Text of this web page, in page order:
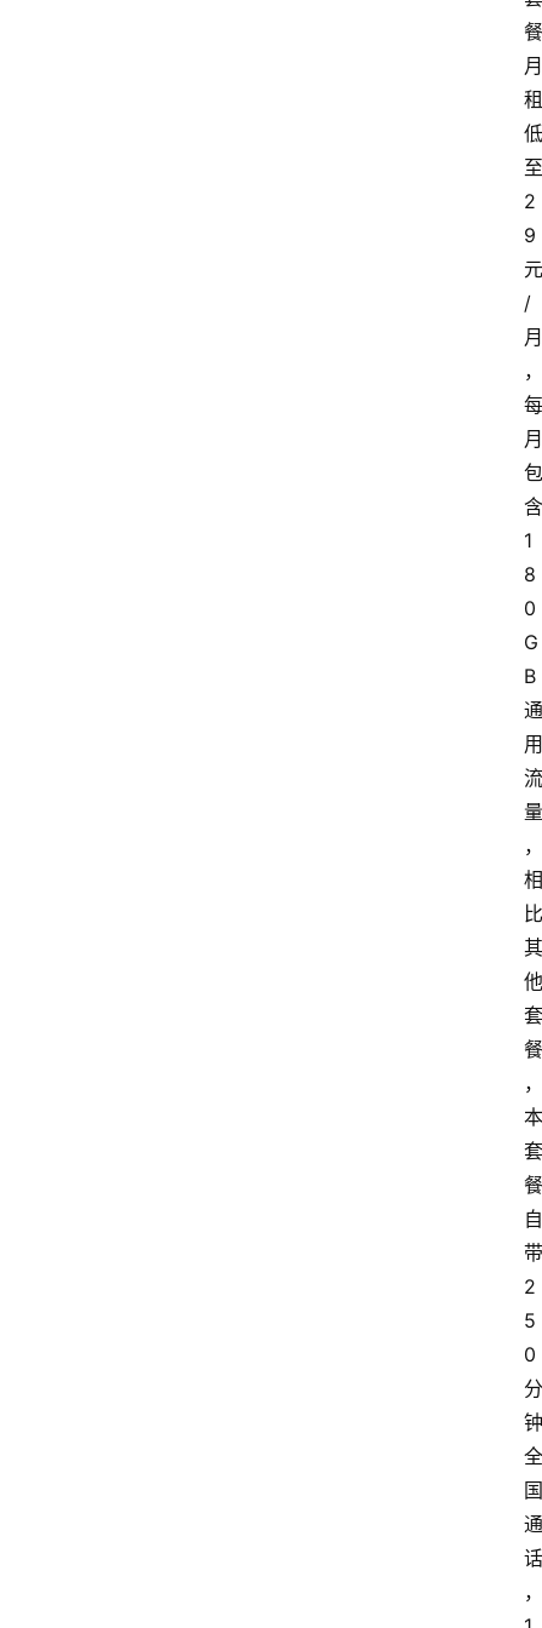
餐
月
租
低
至
2
9
元
/
月
，
每
月
包
含
1
8
0
G
B
通
用
流
量
，
相
比
其
他
套
餐
，
本
套
餐
自
带
2
5
0
分
钟
全
国
通
话
，